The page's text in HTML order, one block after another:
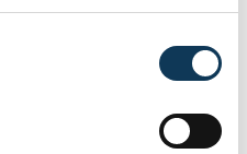
AKADÉMIA FC II